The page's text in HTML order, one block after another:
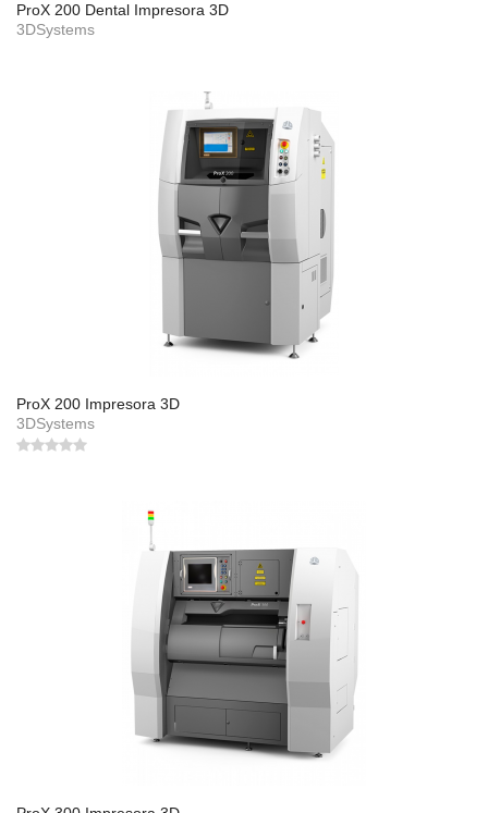
ProX 200 Dental Impresora 3D
3DSystems
ProX 200 Impresora 3D
3DSystems